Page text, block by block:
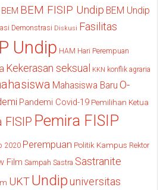
BEM BEM FISIP Undip BEM Undip
Demonstrasi Diskusi Fasilitas
Undip HAM Hari Perempuan
Kekerasan seksual KKN konflik agraria
Mahasiswa Baru O-
Pandemi Covid-19 Pemilihan Ketua
FISIP Pemira FISIP
2020 Perempuan Politik Kampus Rektor
Film Sampah Sastra Sastranite
UKTUndipuniversitas